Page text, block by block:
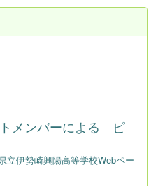
メンバーによる ピ
立伊勢崎興陽高等学校Webペー